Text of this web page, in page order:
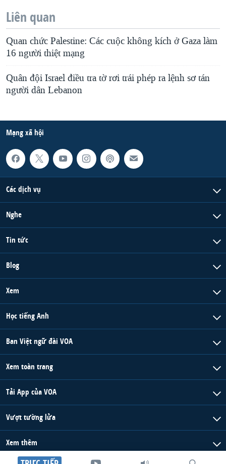
Liên quan
Quan chức Palestine: Các cuộc không kích ở Gaza làm
16 người thiệt mạng
Quân đội Israel điều tra tờ rơi trái phép ra lệnh sơ tán
người dân Lebanon
Mạng xã hội
Các dịch vụ
Nghe
Tin tức
Blog
Xem
Học tiếng Anh
Ban Việt ngữ đài VOA
Xem toàn trang
Tải App của VOA
Vượt tường lửa
Xem thêm